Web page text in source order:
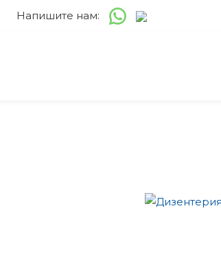
Напишите нам: